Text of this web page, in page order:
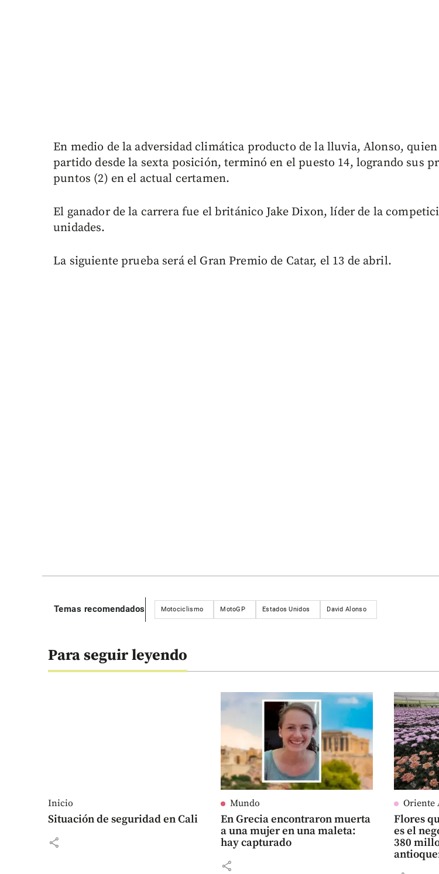
En medio de la adversidad climática producto de la lluvia, Alonso,
partido desde la sexta posición, terminó en el puesto 14, logrando sus
puntos (2) en el actual certamen.
El ganador de la carrera fue el británico Jake Dixon, líder de la
unidades.
La siguiente prueba será el Gran Premio de Catar, el 13 de abril.
Temas recomendados Motociclismo MotoGP Estados Unidos David Alonso
Para seguir leyendo
Inicio
Situación de seguridad en Cali
share
Mundo
En Grecia encontraron muerta
a una mujer en una maleta:
hay capturado
share
Oriente
Flores
es el
380